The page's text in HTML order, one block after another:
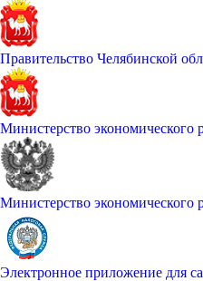
Правительство Челябинской
Министерство экономического
Министерство экономического
Электронное приложение для